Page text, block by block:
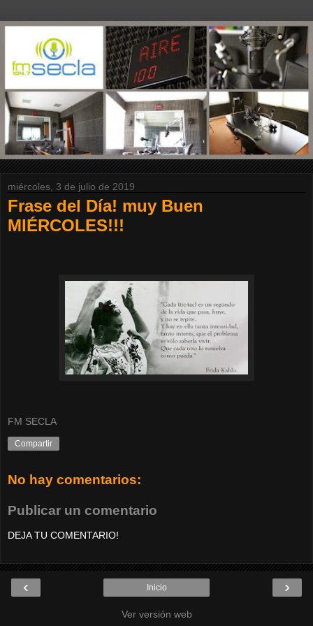
miércoles, 3 de julio de 2019
Frase del Día! muy Buen
MIÉRCOLES!!!
FM SECLA
Compartir
No hay comentarios:
Publicar un comentario
DEJA TU COMENTARIO!
‹ ›
Inicio
Ver versión web